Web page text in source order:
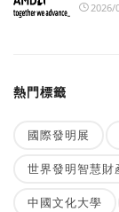
2026/
熱門標籤
國際發明展
世界發明智慧財
中國文化大學